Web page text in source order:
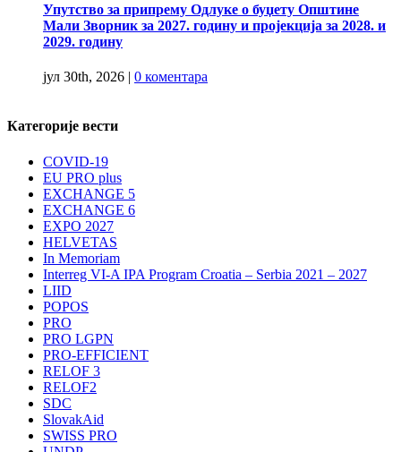
Упутство за припрему Одлуке о буџету Општине
Мали Зворник за 2027. годину и пројекција за 2028. и
2029. годину
јул 30th, 2026 | 0 коментара
Категорије вести
COVID-19
EU PRO plus
EXCHANGE 5
EXCHANGE 6
EXPO 2027
HELVETAS
In Memoriam
Interreg VI-A IPA Program Croatia – Serbia 2021 – 2027
LIID
POPOS
PRO
PRO LGPN
PRO-EFFICIENT
RELOF 3
RELOF2
SDC
SlovakAid
SWISS PRO